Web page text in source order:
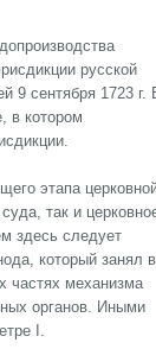
русской
9 сентября 1723 г.
в котором
этапа
так и
здесь следует
который занял в
частях механизма
органов. Иными
I.